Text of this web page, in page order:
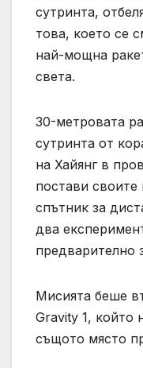
сутринта,
това, което се
най-мощна
света.
30-метровата
сутринта от
на Хайянг в
постави своите
спътник за
два
предварително
Мисията беше
Gravity 1, който
същото място